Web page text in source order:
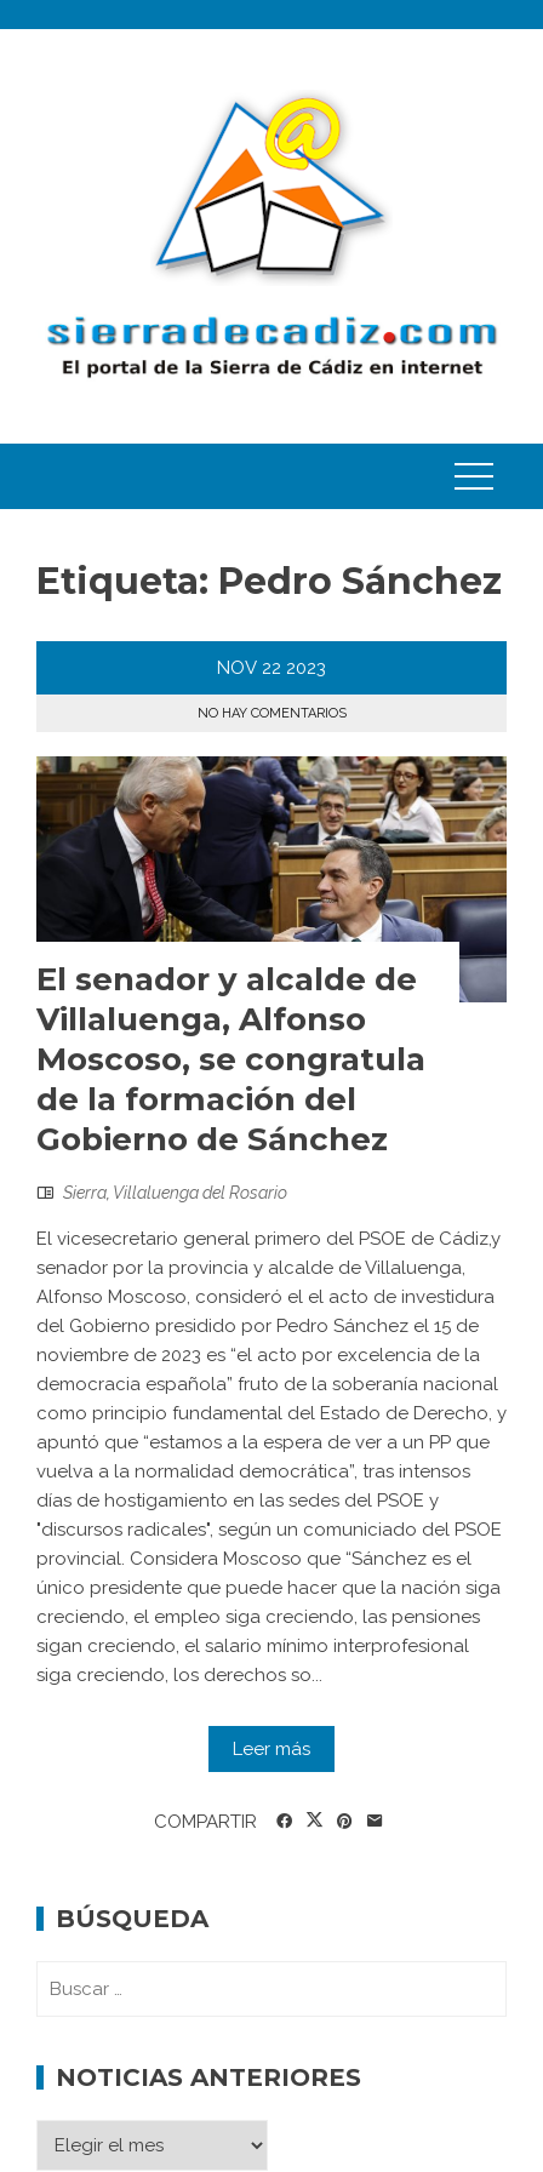
Etiqueta: Pedro Sánchez
NOV 22 2023
NO HAY COMENTARIOS
El senador y alcalde de
Villaluenga, Alfonso
Moscoso, se congratula
de la formación del
Gobierno de Sánchez
Sierra, Villaluenga del Rosario
El vicesecretario general primero del PSOE de Cádiz,y
senador por la provincia y alcalde de Villaluenga,
Alfonso Moscoso, consideró el el acto de investidura
del Gobierno presidido por Pedro Sánchez el 15 de
noviembre de 2023 es “el acto por excelencia de la
democracia española” fruto de la soberanía nacional
como principio fundamental del Estado de Derecho, y
apuntó que “estamos a la espera de ver a un PP que
vuelva a la normalidad democrática”, tras intensos
días de hostigamiento en las sedes del PSOE y
"discursos radicales", según un comuniciado del PSOE
provincial. Considera Moscoso que “Sánchez es el
único presidente que puede hacer que la nación siga
creciendo, el empleo siga creciendo, las pensiones
sigan creciendo, el salario mínimo interprofesional
siga creciendo, los derechos so...
Leer más
COMPARTIR
BÚSQUEDA
NOTICIAS ANTERIORES